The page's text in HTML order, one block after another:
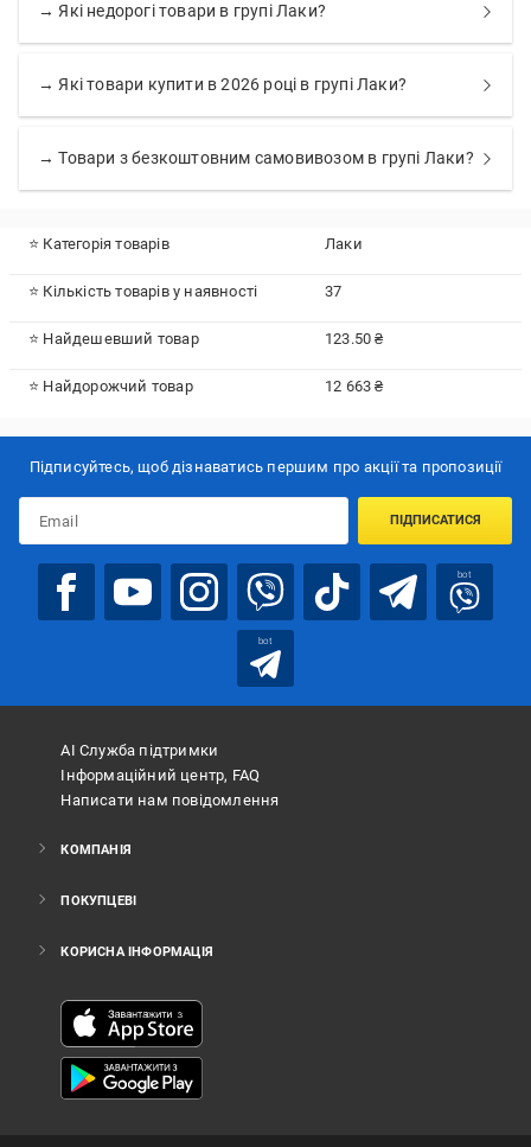
→ Які недорогі товари в групі Лаки?
→ Які товари купити в 2026 році в групі Лаки?
→ Товари з безкоштовним самовивозом в групі Лаки?
⭐ Категорія товарів Лаки
⭐ Кількість товарів у наявності 37
⭐ Найдешевший товар 123.50 ₴
⭐ Найдорожчий товар 12 663 ₴
Підписуйтесь, щоб дізнаватись першим про акції та пропозиції
ПІДПИСАТИСЯ
bot
bot
АІ Служба підтримки
Інформаційний центр, FAQ
Написати нам повідомлення
КОМПАНІЯ
ПОКУПЦЕВІ
КОРИСНА ІНФОРМАЦІЯ